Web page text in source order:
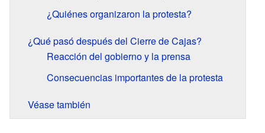
¿Quiénes organizaron la protesta?
¿Qué pasó después del Cierre de Cajas?
Reacción del gobierno y la prensa
Consecuencias importantes de la protesta
Véase también